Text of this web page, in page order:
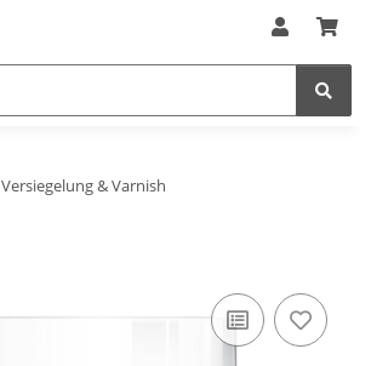
Versiegelung & Varnish